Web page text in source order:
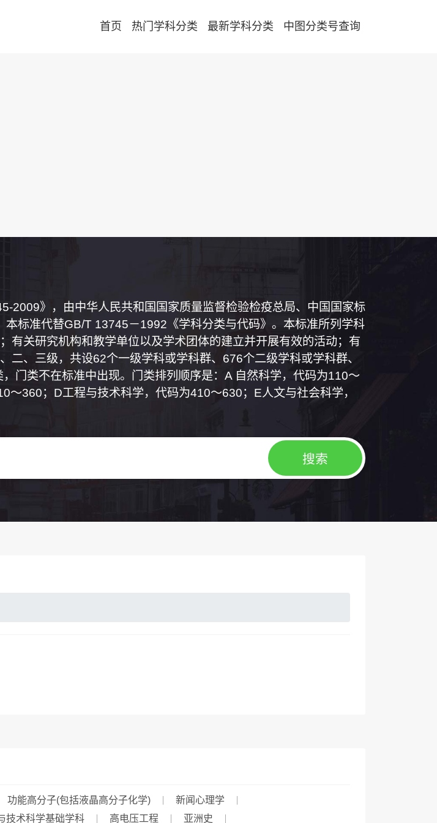
首页 热门学科分类 最新学科分类 中图分类号查询
2009》，由中华人民共和国国家质量监督检验检疫总局、中国国家标
标准代替GB/T 13745－1992《学科分类与代码》。本标准所列学科
有关研究机构和教学单位以及学术团体的建立并开展有效的活动；有
、三级，共设62个一级学科或学科群、676个二级学科或学科群、
门类不在标准中出现。门类排列顺序是：A 自然科学，代码为110～
360；D工程与技术科学，代码为410～630；E人文与社会科学，
功能高分子(包括液晶高分子化学)
新闻心理学
技术科学基础学科 高电压工程 亚洲史